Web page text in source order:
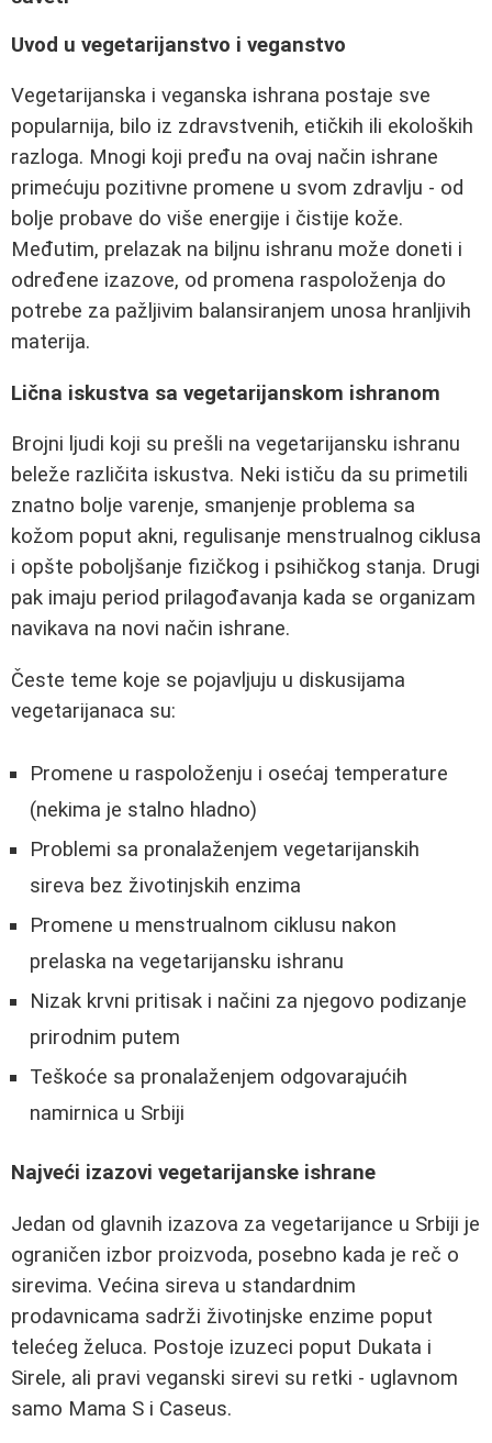
Uvod u vegetarijanstvo i veganstvo
Vegetarijanska i veganska ishrana postaje sve
popularnija, bilo iz zdravstvenih, etičkih ili ekoloških
razloga. Mnogi koji pređu na ovaj način ishrane
primećuju pozitivne promene u svom zdravlju - od
bolje probave do više energije i čistije kože.
Međutim, prelazak na biljnu ishranu može doneti i
određene izazove, od promena raspoloženja do
potrebe za pažljivim balansiranjem unosa hranljivih
materija.
Lična iskustva sa vegetarijanskom ishranom
Brojni ljudi koji su prešli na vegetarijansku ishranu
beleže različita iskustva. Neki ističu da su primetili
znatno bolje varenje, smanjenje problema sa
kožom poput akni, regulisanje menstrualnog ciklusa
i opšte poboljšanje fizičkog i psihičkog stanja. Drugi
pak imaju period prilagođavanja kada se organizam
navikava na novi način ishrane.
Česte teme koje se pojavljuju u diskusijama
vegetarijanaca su:
Promene u raspoloženju i osećaj temperature
(nekima je stalno hladno)
Problemi sa pronalaženjem vegetarijanskih
sireva bez životinjskih enzima
Promene u menstrualnom ciklusu nakon
prelaska na vegetarijansku ishranu
Nizak krvni pritisak i načini za njegovo podizanje
prirodnim putem
Teškoće sa pronalaženjem odgovarajućih
namirnica u Srbiji
Najveći izazovi vegetarijanske ishrane
Jedan od glavnih izazova za vegetarijance u Srbiji je
ograničen izbor proizvoda, posebno kada je reč o
sirevima. Većina sireva u standardnim
prodavnicama sadrži životinjske enzime poput
telećeg želuca. Postoje izuzeci poput Dukata i
Sirele, ali pravi veganski sirevi su retki - uglavnom
samo Mama S i Caseus.